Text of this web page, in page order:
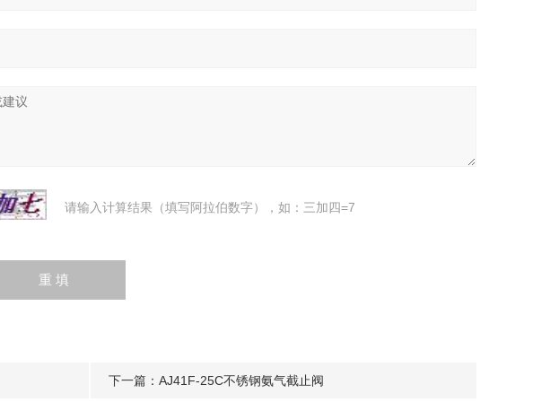
请输入计算结果（填写阿拉伯数字），如：三加四=7
下一篇： AJ41F-25C不锈钢氨气截止阀